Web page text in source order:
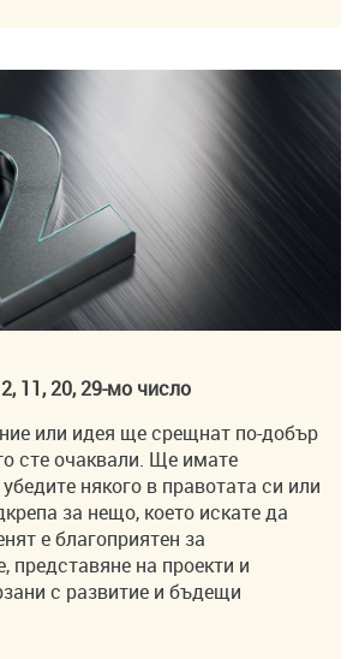
11, 20, 29-мо число
или идея ще срещнат по-добър
сте очаквали. Ще имате
някого в правотата си или
за нещо, което искате да
е благоприятен за
представяне на проекти и
с развитие и бъдещи